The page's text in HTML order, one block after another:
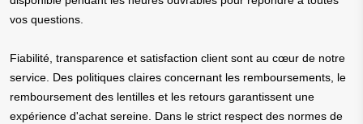
vos questions.
Fiabilité, transparence et satisfaction client sont au cœur de notre
service. Des politiques claires concernant les remboursements, le
remboursement des lentilles et les retours garantissent une
expérience d'achat sereine. Dans le strict respect des normes de